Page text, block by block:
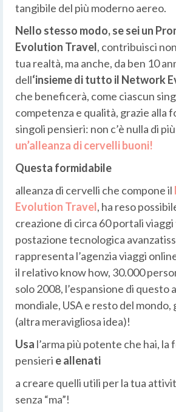
tangibile del più moderno aereo.
Nello stesso modo, se sei un
Evolution Travel, contribuisci
tua realtà, ma anche, da ben 10
dell‘insieme di tutto il Network
che beneficerà, come ciascun
competenza e qualità, grazie alla
singoli pensieri: non c’è nulla di
un’alleanza di cervelli buoni!
Questa formidabile
alleanza di cervelli che compone il
Evolution Travel, ha reso
creazione di circa 60 portali
postazione tecnologica
rappresenta l’agenzia viaggi
il relativo know how, 30.000
solo 2008, l’espansione di questo
mondiale, USA e resto del mondo,
(altra meravigliosa idea)!
Usa l’arma più potente che hai, la
pensieri e allenati
a creare quelli utili per la tua
senza “ma”!